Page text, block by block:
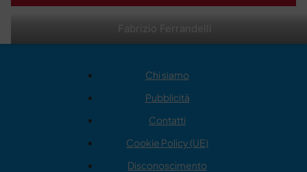
Fabrizio Ferrandelli
Chi siamo
Pubblicità
Contatti
Cookie Policy (UE)
Disconoscimento